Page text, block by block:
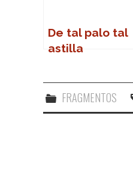
De tal palo tal
astilla
FRAGMENTOS
Navegación